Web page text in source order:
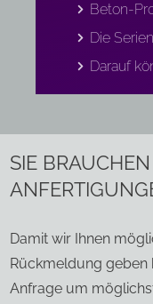
Beton-
Die
Darauf
SIE
Damit wir Ihnen
Rückmeldung geben
Anfrage um